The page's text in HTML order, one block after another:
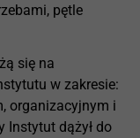
pętle
się na
w zakresie:
organizacyjnym i
Instytut dążył do